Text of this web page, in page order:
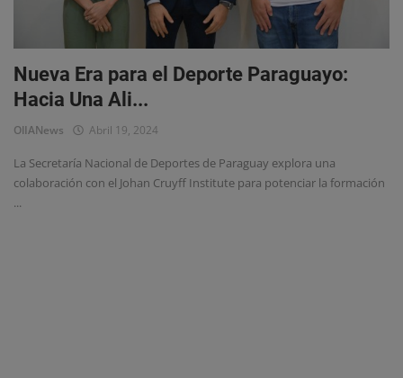
Eventos
Nueva Era para el Deporte Paraguayo:
Hacia Una Ali...
OlIANews Abril 19, 2024
La Secretaría Nacional de Deportes de Paraguay explora una
colaboración con el Johan Cruyff Institute para potenciar la formación
...